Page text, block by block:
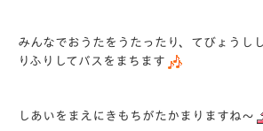
みんなでおうたをうたったり、てびょうし
りふりしてバスをまちます
しあいをまえにきもちがたかまりますね～